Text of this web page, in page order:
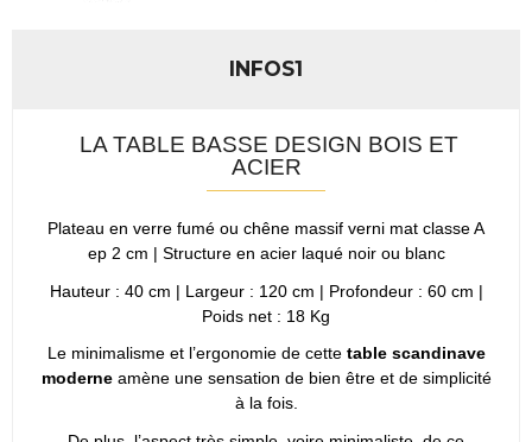
INFOS1
LA TABLE BASSE DESIGN BOIS ET
ACIER
Plateau en verre fumé ou chêne massif verni mat classe A
ep 2 cm | Structure en acier laqué noir ou blanc
Hauteur : 40 cm | Largeur : 120 cm | Profondeur : 60 cm |
Poids net : 18 Kg
Le minimalisme et l’ergonomie de cette table scandinave
moderne amène une sensation de bien être et de simplicité
à la fois.